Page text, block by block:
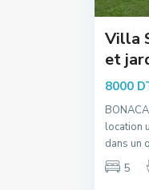
Villa
et
8000
location
dans un
5